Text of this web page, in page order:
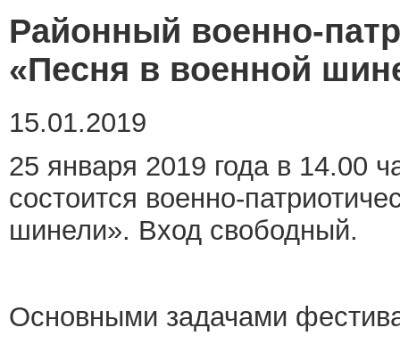
Районный военно-
«Песня в военной
15.01.2019
25 января 2019 года в 14.00
состоится военно-
шинели». Вход свободный.
Основными задачами